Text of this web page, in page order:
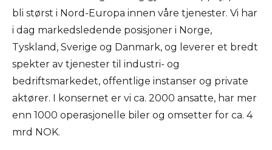
bli størst i Nord-Europa innen våre tjenester. Vi har
i dag markedsledende posisjoner i Norge,
Tyskland, Sverige og Danmark, og leverer et bredt
spekter av tjenester til industri- og
bedriftsmarkedet, offentlige instanser og private
aktører. I konsernet er vi ca. 2000 ansatte, har mer
enn 1000 operasjonelle biler og omsetter for ca. 4
mrd NOK.